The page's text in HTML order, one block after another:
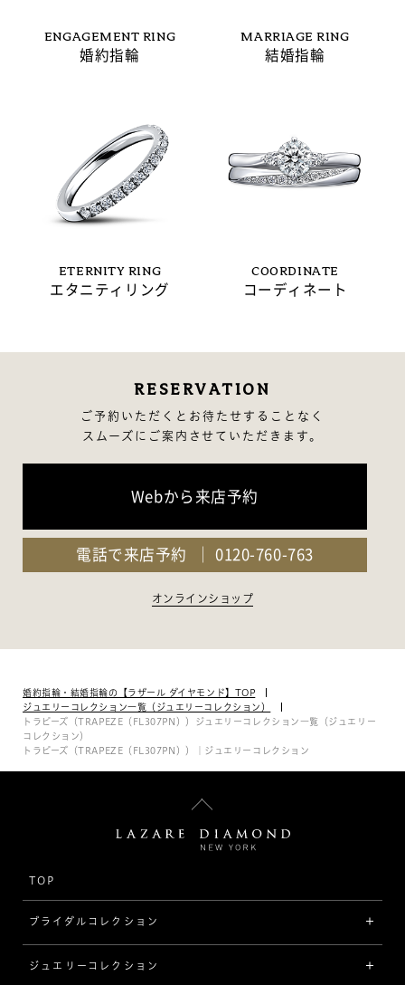
ENGAGEMENT RING
婚約指輪
MARRIAGE RING
結婚指輪
ETERNITY RING
エタニティリング
COORDINATE
コーディネート
RESERVATION
ご予約いただくとお待たせすることなく
スムーズにご案内させていただきます。
Webから来店予約
電話で来店予約 0120-760-763
オンラインショップ
婚約指輪・結婚指輪の【ラザール ダイヤモンド】TOP
ジュエリーコレクション一覧（ジュエリーコレクション）
トラピーズ（TRAPEZE（FL307PN））ジュエリーコレクション一覧（ジュエリー
コレクション）
トラピーズ（TRAPEZE（FL307PN））｜ジュエリーコレクション
TOP
ブライダルコレクション
婚約指輪（エンゲージリング）
ジュエリーコレクション